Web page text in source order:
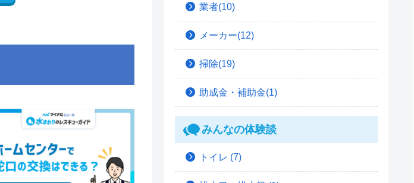
業者(10)
メーカー(12)
掃除(19)
助成金・補助金(1)
みんなの体験談
トイレ (7)